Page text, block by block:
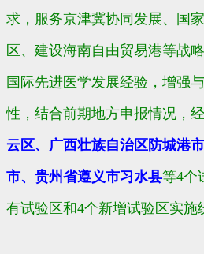
求，服务京津冀协同发展、国
区、建设海南自由贸易港等战
国际先进医学发展经验，增强
性，结合前期地方申报情况，
云区、广西壮族自治区防城港
市、贵州省遵义市习水县等4个
有试验区和4个新增试验区实施